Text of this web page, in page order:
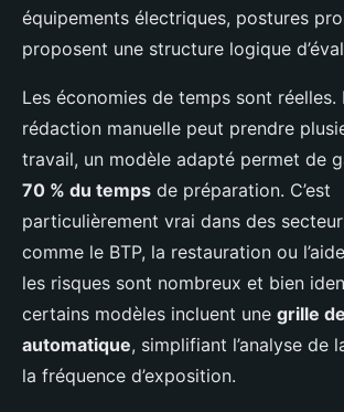
équipements électriques, postures
proposent une structure logique
Les économies de temps sont réelles.
rédaction manuelle peut prendre
travail, un modèle adapté permet de
70 % du temps de préparation. C’est
particulièrement vrai dans des
comme le BTP, la restauration ou
les risques sont nombreux et bien
certains modèles incluent une grille
automatique, simplifiant l’analyse de
la fréquence d’exposition.